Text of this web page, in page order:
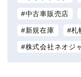
中古車販売店
新規在庫 札
株式会社ネオジ